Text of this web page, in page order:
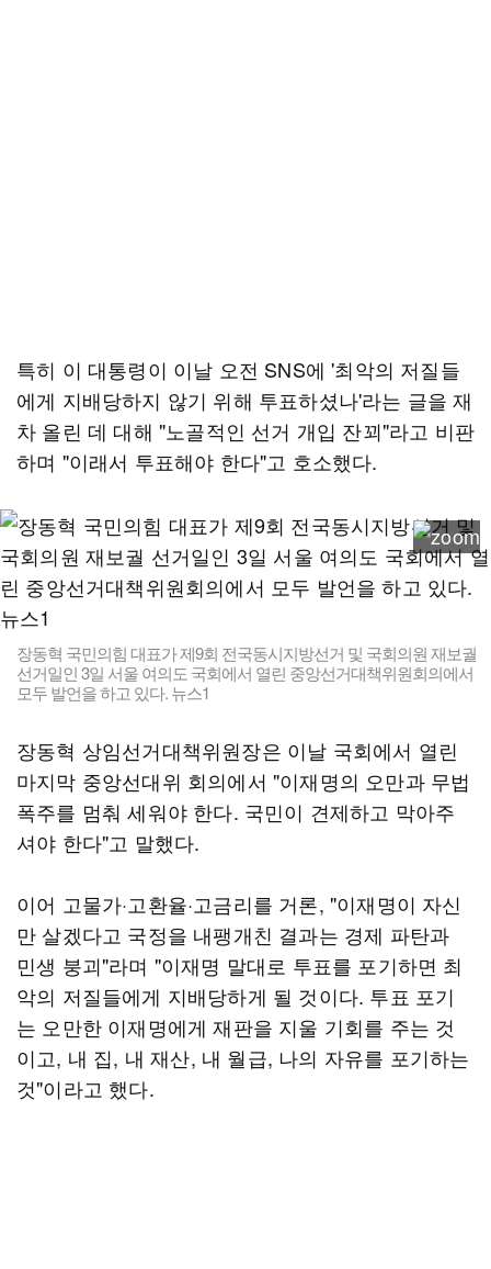
특히 이 대통령이 이날 오전 SNS에 '최악의 저질들
에게 지배당하지 않기 위해 투표하셨나'라는 글을 재
차 올린 데 대해 "노골적인 선거 개입 잔꾀"라고 비판
하며 "이래서 투표해야 한다"고 호소했다.
장동혁 국민의힘 대표가 제9회 전국동시지방선거 및 국회의원 재보궐
선거일인 3일 서울 여의도 국회에서 열린 중앙선거대책위원회의에서
모두 발언을 하고 있다. 뉴스1
장동혁 상임선거대책위원장은 이날 국회에서 열린
마지막 중앙선대위 회의에서 "이재명의 오만과 무법
폭주를 멈춰 세워야 한다. 국민이 견제하고 막아주
셔야 한다"고 말했다.
이어 고물가·고환율·고금리를 거론, "이재명이 자신
만 살겠다고 국정을 내팽개친 결과는 경제 파탄과
민생 붕괴"라며 "이재명 말대로 투표를 포기하면 최
악의 저질들에게 지배당하게 될 것이다. 투표 포기
는 오만한 이재명에게 재판을 지울 기회를 주는 것
이고, 내 집, 내 재산, 내 월급, 나의 자유를 포기하는
것"이라고 했다.